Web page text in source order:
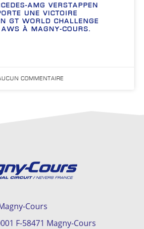
AMG VERSTAPPEN
UNE VICTOIRE
GT WORLD CHALLENGE
À MAGNY-COURS.
COMMENTAIRE
Cours
F-58471 Magny-Cours